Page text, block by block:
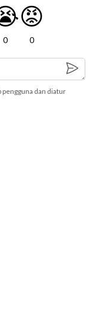
0
😡
0
pengguna dan diatur